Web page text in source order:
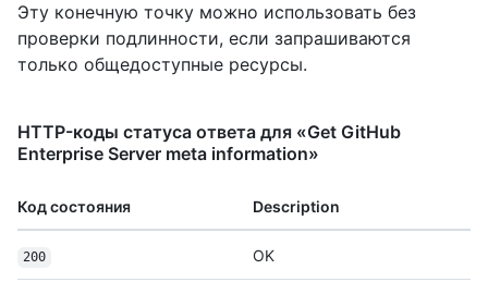
Эту конечную точку можно использовать без
проверки подлинности, если запрашиваются
только общедоступные ресурсы.
HTTP-коды статуса ответа для «Get GitHub
Enterprise Server meta information»
Код состояния Description
200 OK